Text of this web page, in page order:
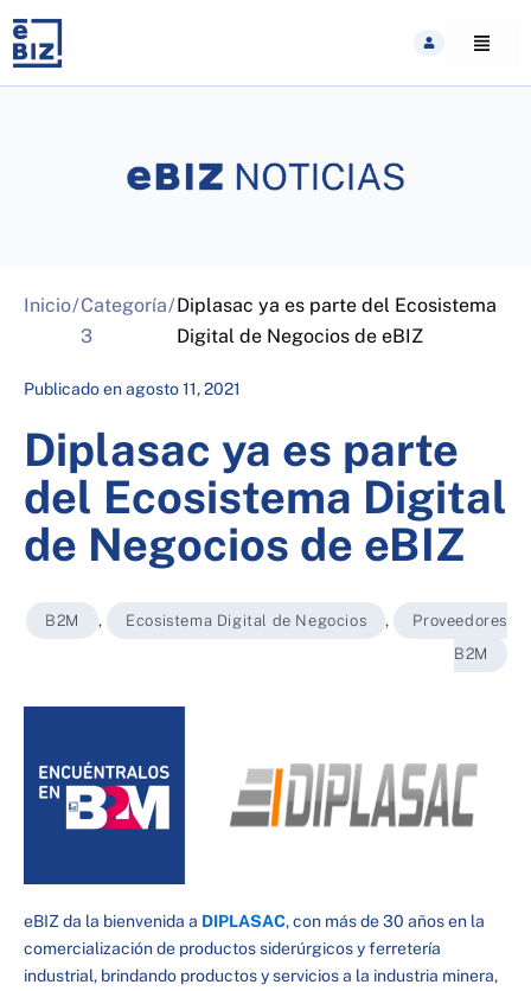
content
Inicio/Categoría
3
/Diplasac ya es parte del Ecosistema
Digital de Negocios de eBIZ
Publicado enagosto 11, 2021
Diplasac ya es parte
del Ecosistema Digital
de Negocios de eBIZ
B2M , Ecosistema Digital de Negocios ,
Proveedores
B2M
eBIZ da la bienvenida a DIPLASAC, con más de 30 años en la
comercialización de productos siderúrgicos y ferretería
industrial, brindando productos y servicios a la industria minera,